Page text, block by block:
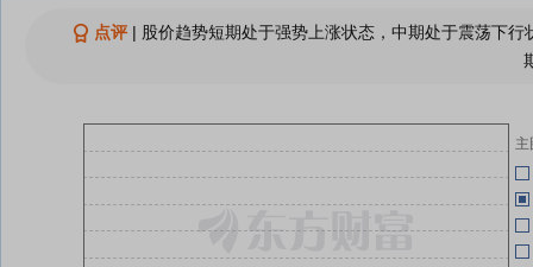
查看更多
04-25
点评| 股价趋势短期处于强势上涨状态，中期处于震荡下
主